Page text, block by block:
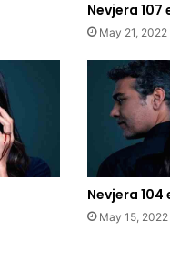
Nevjera
May 21, 2022
Nevjera
May 15, 2022